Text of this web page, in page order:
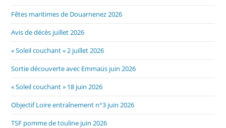
Fêtes maritimes de Douarnenez 2026
Avis de décès juillet 2026
« Soleil couchant » 2 juillet 2026
Sortie découverte avec Emmaüs juin 2026
« Soleil couchant » 18 juin 2026
Objectif Loire entraînement n°3 juin 2026
TSF pomme de touline juin 2026